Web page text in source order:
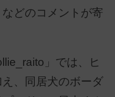
どのコメントが寄
」では、ヒ
、同居犬のボーダ